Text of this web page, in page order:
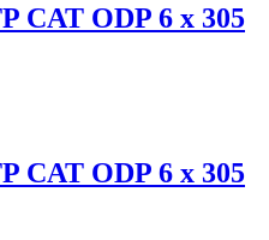
CAT ODP 6 x 305
CAT ODP 6 x 305